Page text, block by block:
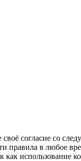
согласие со
правила в любое
как использование